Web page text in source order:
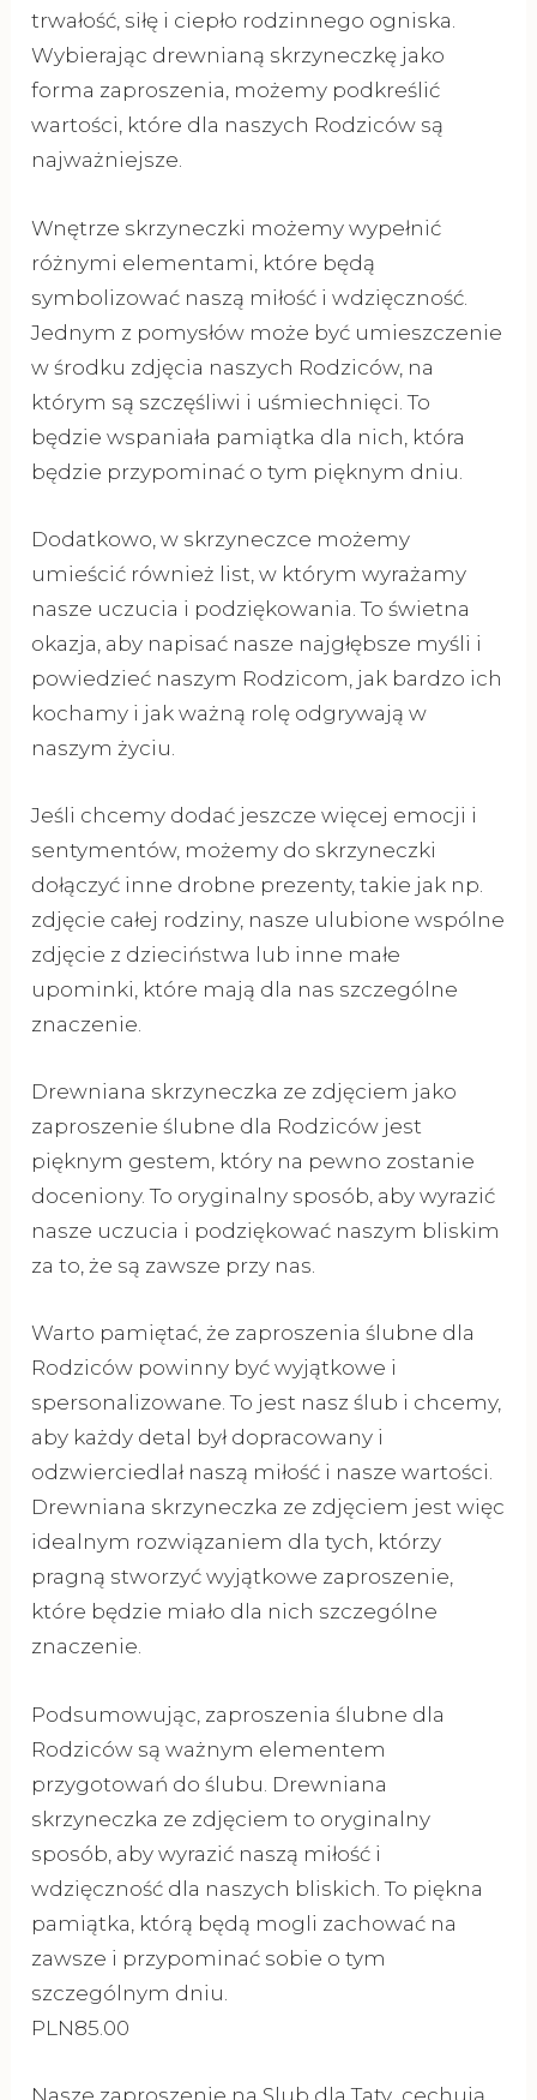
trwałość, siłę i ciepło rodzinnego ogniska.
Wybierając drewnianą skrzyneczkę jako
forma zaproszenia, możemy podkreślić
wartości, które dla naszych Rodziców są
najważniejsze.
Wnętrze skrzyneczki możemy wypełnić
różnymi elementami, które będą
symbolizować naszą miłość i wdzięczność.
Jednym z pomysłów może być umieszczenie
w środku zdjęcia naszych Rodziców, na
którym są szczęśliwi i uśmiechnięci. To
będzie wspaniała pamiątka dla nich, która
będzie przypominać o tym pięknym dniu.
Dodatkowo, w skrzyneczce możemy
umieścić również list, w którym wyrażamy
nasze uczucia i podziękowania. To świetna
okazja, aby napisać nasze najgłębsze myśli i
powiedzieć naszym Rodzicom, jak bardzo ich
kochamy i jak ważną rolę odgrywają w
naszym życiu.
Jeśli chcemy dodać jeszcze więcej emocji i
sentymentów, możemy do skrzyneczki
dołączyć inne drobne prezenty, takie jak np.
zdjęcie całej rodziny, nasze ulubione wspólne
zdjęcie z dzieciństwa lub inne małe
upominki, które mają dla nas szczególne
znaczenie.
Drewniana skrzyneczka ze zdjęciem jako
zaproszenie ślubne dla Rodziców jest
pięknym gestem, który na pewno zostanie
doceniony. To oryginalny sposób, aby wyrazić
nasze uczucia i podziękować naszym bliskim
za to, że są zawsze przy nas.
Warto pamiętać, że zaproszenia ślubne dla
Rodziców powinny być wyjątkowe i
spersonalizowane. To jest nasz ślub i chcemy,
aby każdy detal był dopracowany i
odzwierciedlał naszą miłość i nasze wartości.
Drewniana skrzyneczka ze zdjęciem jest więc
idealnym rozwiązaniem dla tych, którzy
pragną stworzyć wyjątkowe zaproszenie,
które będzie miało dla nich szczególne
znaczenie.
Podsumowując, zaproszenia ślubne dla
Rodziców są ważnym elementem
przygotowań do ślubu. Drewniana
skrzyneczka ze zdjęciem to oryginalny
sposób, aby wyrazić naszą miłość i
wdzięczność dla naszych bliskich. To piękna
pamiątka, którą będą mogli zachować na
zawsze i przypominać sobie o tym
szczególnym dniu.
PLN85.00
Nasze zaproszenie na Slub dla Taty cechują